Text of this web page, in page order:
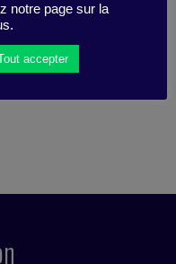
notre page sur la
accepter